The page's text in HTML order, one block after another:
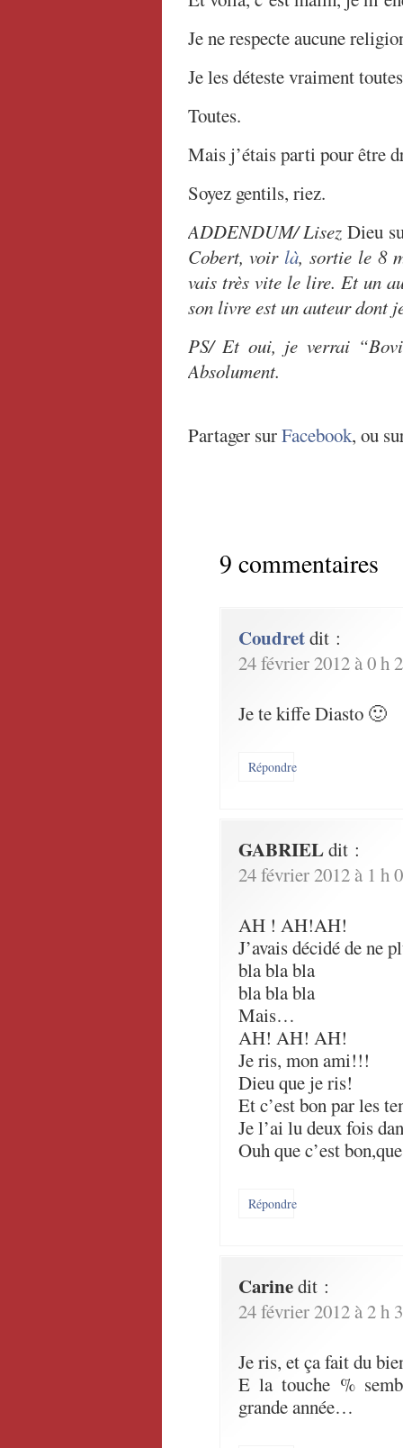
Je ne respecte aucune
Je les déteste vraiment
Toutes.
Mais j’étais parti pour être
Soyez gentils, riez.
ADDENDUM/ Lisez Dieu
Cobert, voir là, sortie le 8
vais très vite le lire. Et un
son livre est un auteur dont
PS/ Et oui, je verrai
Absolument.
Partager surFacebook, ou
9 commentaires
Coudretdit :
24 février 2012 à 0 h
Je te kiffe Diasto 🙂
Répondre
GABRIELdit :
24 février 2012 à 1 h
AH ! AH!AH!
J’avais décidé de ne
bla bla bla
bla bla bla
Mais…
AH! AH! AH!
Je ris, mon ami!!!
Dieu que je ris!
Et c’est bon par les
Je l’ai lu deux fois
Ouh que c’est
Répondre
Carinedit :
24 février 2012 à 2 h
Je ris, et ça fait du
E la touche %
grande année…